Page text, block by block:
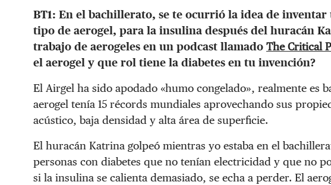
BT1: En el bachillerato, se te ocurrió la idea de
tipo de aerogel, para la insulina después del huracán
trabajo de aerogeles en un podcast llamado The Critical
el aerogel y que rol tiene la diabetes en tu invención?
El Airgel ha sido apodado «humo congelado», realmente es
aerogel tenía 15 récords mundiales aprovechando sus
acústico, baja densidad y alta área de superficie.
El huracán Katrina golpeó mientras yo estaba en el
personas con diabetes que no tenían electricidad y que no
si la insulina se calienta demasiado, se echa a perder. El